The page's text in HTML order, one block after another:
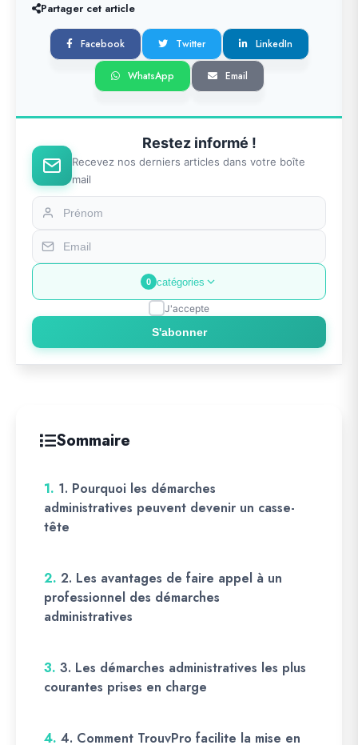
Partager cet article
Facebook Twitter LinkedIn
WhatsApp Email
Restez informé !
Recevez nos derniers articles dans votre boîte
mail
0 catégories
J'accepte
S'abonner
Sommaire
1. 1. Pourquoi les démarches
administratives peuvent devenir un casse-
tête
2. 2. Les avantages de faire appel à un
professionnel des démarches
administratives
3. 3. Les démarches administratives les plus
courantes prises en charge
4. 4. Comment TrouvPro facilite la mise en